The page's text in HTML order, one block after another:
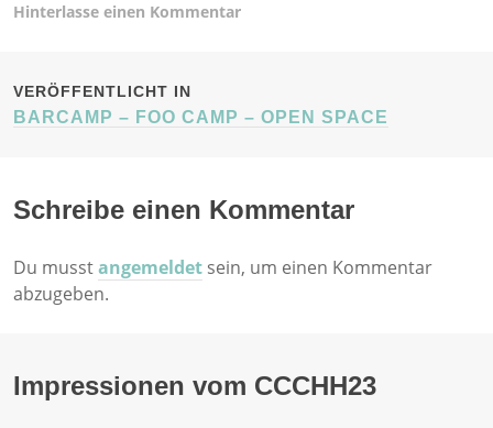
Hinterlasse einen Kommentar
BEITRAGSNAVIGATION
VERÖFFENTLICHT IN
BARCAMP – FOO CAMP – OPEN SPACE
Schreibe einen Kommentar
Du musstangemeldet sein, um einen Kommentar
abzugeben.
Impressionen vom CCCHH23